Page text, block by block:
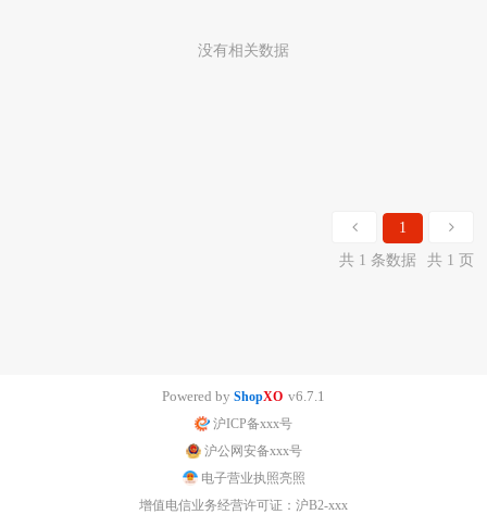
没有相关数据
1
共 1 条数据
共 1 页
Powered by ShopXO v6.7.1
沪ICP备xxx号
沪公网安备xxx号
电子营业执照亮照
增值电信业务经营许可证：沪B2-xxx